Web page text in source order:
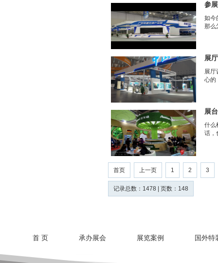
参
如今
那么
展
展厅
心的
展
什么
话，
首页 上一页 1 2 3
记录总数：1478 | 页数：148
首 页 承办展会 展览案例 国外特